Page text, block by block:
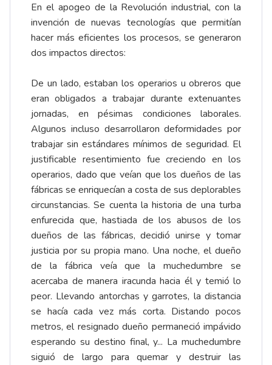
En el apogeo de la Revolución industrial, con la
invención de nuevas tecnologías que permitían
hacer más eficientes los procesos, se generaron
dos impactos directos:
De un lado, estaban los operarios u obreros que
eran obligados a trabajar durante extenuantes
jornadas, en pésimas condiciones laborales.
Algunos incluso desarrollaron deformidades por
trabajar sin estándares mínimos de seguridad. El
justificable resentimiento fue creciendo en los
operarios, dado que veían que los dueños de las
fábricas se enriquecían a costa de sus deplorables
circunstancias. Se cuenta la historia de una turba
enfurecida que, hastiada de los abusos de los
dueños de las fábricas, decidió unirse y tomar
justicia por su propia mano. Una noche, el dueño
de la fábrica veía que la muchedumbre se
acercaba de manera iracunda hacia él y temió lo
peor. Llevando antorchas y garrotes, la distancia
se hacía cada vez más corta. Distando pocos
metros, el resignado dueño permaneció impávido
esperando su destino final, y... La muchedumbre
siguió de largo para quemar y destruir las